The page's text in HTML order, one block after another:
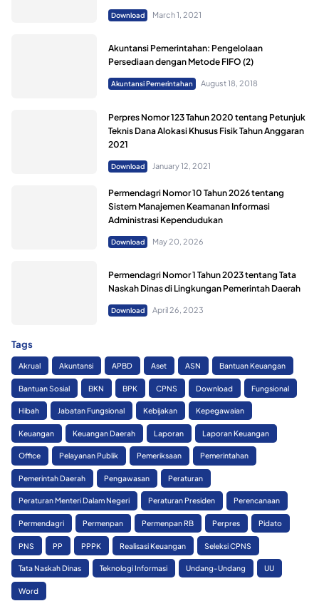
Download March 1, 2021
Akuntansi Pemerintahan: Pengelolaan
Persediaan dengan Metode FIFO (2)
Akuntansi Pemerintahan August 18, 2018
Perpres Nomor 123 Tahun 2020 tentang Petunjuk
Teknis Dana Alokasi Khusus Fisik Tahun Anggaran
2021
Download January 12, 2021
Permendagri Nomor 10 Tahun 2026 tentang
Sistem Manajemen Keamanan Informasi
Administrasi Kependudukan
Download May 20, 2026
Permendagri Nomor 1 Tahun 2023 tentang Tata
Naskah Dinas di Lingkungan Pemerintah Daerah
Download April 26, 2023
Tags
Akrual Akuntansi APBD Aset ASN Bantuan Keuangan
Bantuan Sosial BKN BPK CPNS Download Fungsional
Hibah Jabatan Fungsional Kebijakan Kepegawaian
Keuangan Keuangan Daerah Laporan Laporan Keuangan
Office Pelayanan Publik Pemeriksaan Pemerintahan
Pemerintah Daerah Pengawasan Peraturan
Peraturan Menteri Dalam Negeri Peraturan Presiden Perencanaan
Permendagri Permenpan Permenpan RB Perpres Pidato
PNS PP PPPK Realisasi Keuangan Seleksi CPNS
Tata Naskah Dinas Teknologi Informasi Undang-Undang UU
Word